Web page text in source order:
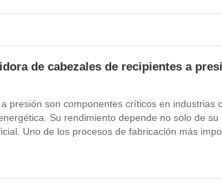
de cabezales de recipientes a
presión son componentes críticos en industrias
Su rendimiento depende no solo de
Uno de los procesos de fabricación más